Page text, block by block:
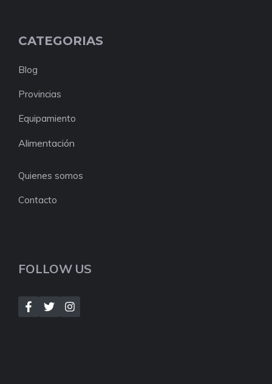
CATEGORIAS
Blog
Provincias
Equipamiento
Alimentación
Quienes somos
Contacto
FOLLOW US